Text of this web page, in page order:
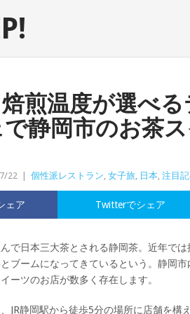
煎温度が選べ
で静岡市のお茶
22 個性派レストラン, 女子旅, 日本, 注目
ェア Twitterでシェア
で日本三大茶とされる静岡茶。近年で
ブームになってきているという。静岡
ーツのお店が数多く存在します。
JR静岡駅から徒歩5分の場所に店舗を構